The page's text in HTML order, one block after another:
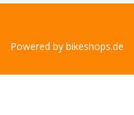
Powered by bikeshops.de